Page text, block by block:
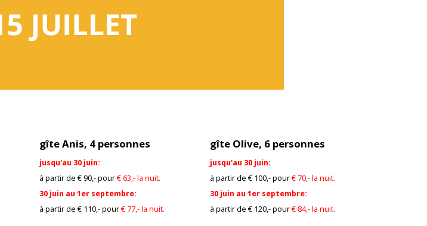
gîte Anis, 4 personnes
jusqu'au 30 juin:
à partir de € 90,- pour€ 63,- la nuit.
30 juin au 1er septembre:
à partir de € 110,- pour€ 77,- la nuit.
gîte Olive, 6 personnes
jusqu'au 30 juin:
à partir de € 100,- pour€ 70,- la nuit.
30 juin au 1er septembre:
à partir de € 120,- pour€ 84,- la nuit.